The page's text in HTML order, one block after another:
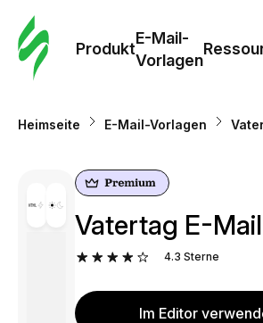
Produkt
E-Mail-
Vorlagen
Heimseite E-Mail-Vorlagen
Vatertag E-
4.3 Sterne
Im Editor